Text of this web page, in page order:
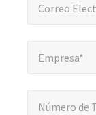
Correo
Empresa*
Número de